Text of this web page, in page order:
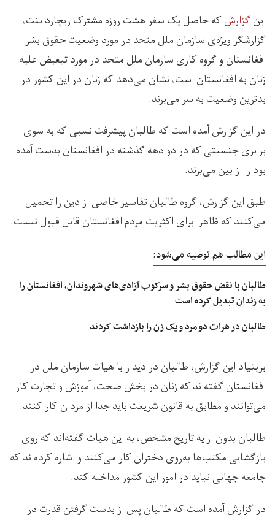
اینگزارشکه حاصل یک سفر هشت روزه مشترک ریچارد بنت،
گزارشگر ویژه‌ی سازمان ملل متحد در مورد وضعیت حقوق بشر
افغانستان و گروه کاری سازمان ملل متحد در مورد تبعیض علیه
زنان به افغانستان است، نشان می‌دهد که زنان در این کشور در
بدترین وضعیت به سر می‌برند.
در این گزارش آمده است که طالبان پیشرفت نسبی که به سوی
برابری جنسیتی که در دو دهه گذشته در افغانستان بدست آمده
بود را از بین می‌برند.
طبق این گزارش، گروه طالبان تفاسیر خاصی از دین را تحمیل
می‌کنند که ظاهرا برای اکثریت مردم افغانستان قابل قبول نیست.
این مطالب هم توصیه می‌شود:
طالبان با نقض حقوق بشر و سرکوب آزادی‌های شهروندان، افغانستان را
به زندان تبدیل کرده است
طالبان در هرات دو مرد و یک زن را بازداشت کردند
بربنیاد این گزارش، طالبان در دیدار با هیات سازمان ملل در
افغانستان گفته‌اند که زنان در بخش صحت، آموزش و تجارت کار
می‌‌توانند و مطابق به قانون شریعت باید جدا از مردان کار کنند.
طالبان بدون ارایه تاریخ مشخص، به این هیات گفته‌اند که روی
بازگشایی مکتب‌ها به‌روی دختران کار می‌کنند و اشاره کرده‌اند که
جامعه جهانی نباید در امور این کشور مداخله کند.
در گزارش آمده است که طالبان پس از بدست گرفتن قدرت در